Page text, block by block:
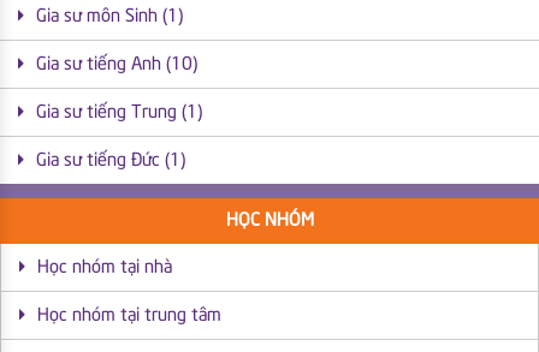
Gia sư môn Sinh (1)
Gia sư tiếng Anh (10)
Gia sư tiếng Trung (1)
Gia sư tiếng Đức (1)
HỌC NHÓM
Học nhóm tại nhà
Học nhóm tại trung tâm